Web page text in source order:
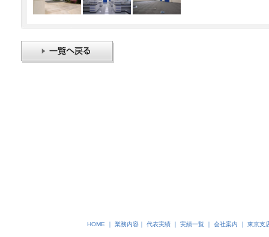
HOME ｜ 業務内容｜ 代表実績｜ 実績一覧｜ 会社案内 ｜ 東京支